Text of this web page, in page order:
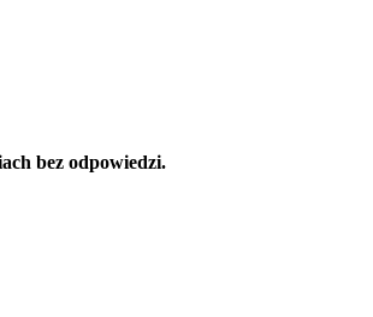
bez odpowiedzi.